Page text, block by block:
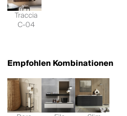
Traccia
C-04
Empfohlen Kombinationen